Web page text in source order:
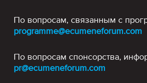
По вопросам, связанным с
programme@ecumeneforum.com
По вопросам спонсорства,
pr@ecumeneforum.com